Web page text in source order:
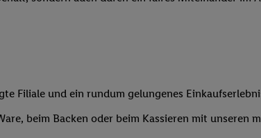
Filiale und ein rundum gelungenes
beim Backen oder beim Kassieren mit unseren